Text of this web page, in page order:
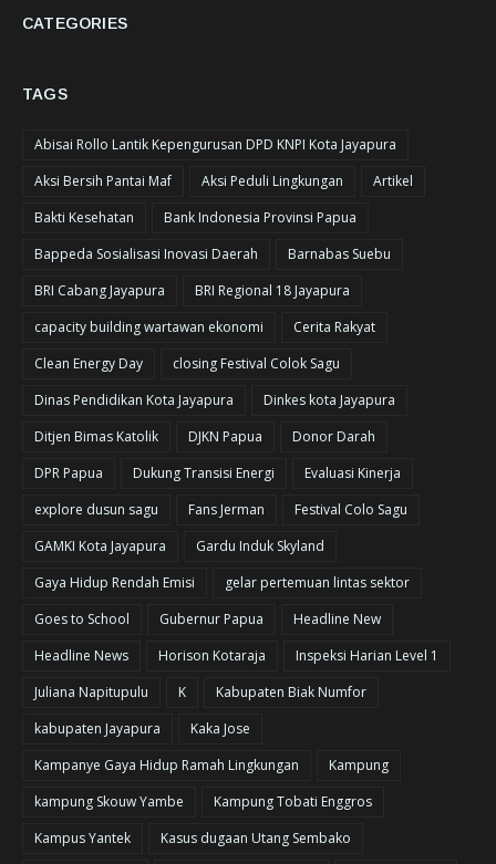
CATEGORIES
TAGS
Abisai Rollo Lantik Kepengurusan DPD KNPI Kota Jayapura
Aksi Bersih Pantai Maf
Aksi Peduli Lingkungan
Artikel
Bakti Kesehatan
Bank Indonesia Provinsi Papua
Bappeda Sosialisasi Inovasi Daerah
Barnabas Suebu
BRI Cabang Jayapura
BRI Regional 18 Jayapura
capacity building wartawan ekonomi
Cerita Rakyat
Clean Energy Day
closing Festival Colok Sagu
Dinas Pendidikan Kota Jayapura
Dinkes kota Jayapura
Ditjen Bimas Katolik
DJKN Papua
Donor Darah
DPR Papua
Dukung Transisi Energi
Evaluasi Kinerja
explore dusun sagu
Fans Jerman
Festival Colo Sagu
GAMKI Kota Jayapura
Gardu Induk Skyland
Gaya Hidup Rendah Emisi
gelar pertemuan lintas sektor
Goes to School
Gubernur Papua
Headline New
Headline News
Horison Kotaraja
Inspeksi Harian Level 1
Juliana Napitupulu
K
Kabupaten Biak Numfor
kabupaten Jayapura
Kaka Jose
Kampanye Gaya Hidup Ramah Lingkungan
Kampung
kampung Skouw Yambe
Kampung Tobati Enggros
Kampus Yantek
Kasus dugaan Utang Sembako